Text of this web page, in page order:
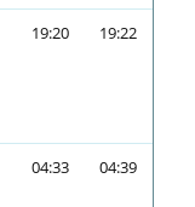
19:20 19:22
04:33 04:39